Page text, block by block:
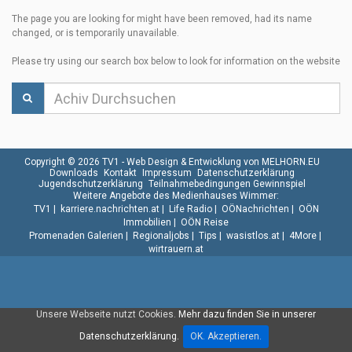
The page you are looking for might have been removed, had its name
changed, or is temporarily unavailable.
Please try using our search box below to look for information on the website
Unsere Webseite nutzt Cookies. Mehr dazu finden Sie in unserer
Datenschutzerklärung.
OK. Akzeptieren.
Copyright © 2026 TV1 - Web Design & Entwicklung von MELHORN.EU
Downloads
Kontakt Impressum
Datenschutzerklärung
Jugendschutzerklärung Teilnahmebedingungen Gewinnspiel
Weitere Angebote des Medienhauses Wimmer:
TV1
karriere.nachrichten.at| Life Radio| OÖNachrichten
OÖN
Immobilien
OÖN Reise
Promenaden Galerien
Regionaljobs Tips wasistlos.at| 4More|
wirtrauern.at